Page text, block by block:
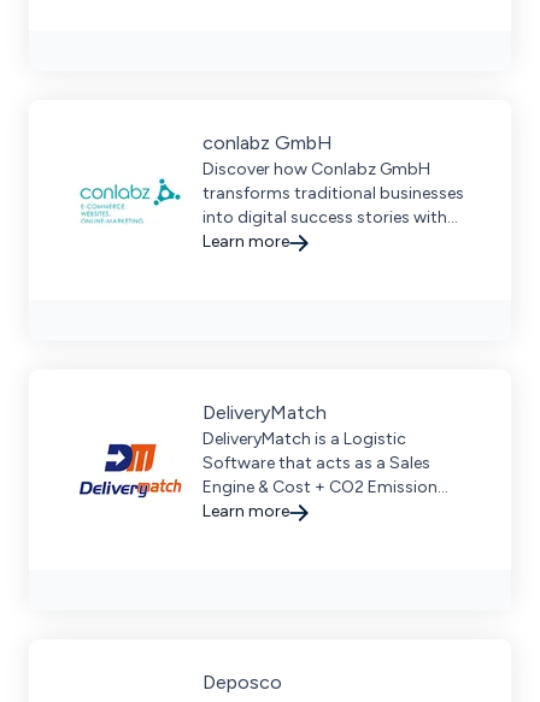
conlabz GmbH
Discover how Conlabz GmbH
transforms traditional businesses
into digital success stories with
custom ecommerce solutions and
Learn more
DeliveryMatch
DeliveryMatch is a Logistic
Software that acts as a Sales
Engine & Cost + CO2 Emission
Saver.
Learn more
Deposco